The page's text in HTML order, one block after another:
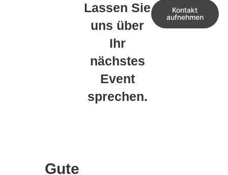
Lassen Sie
uns über
Ihr
nächstes
Event
sprechen.
Kontakt
aufnehmen
Gute